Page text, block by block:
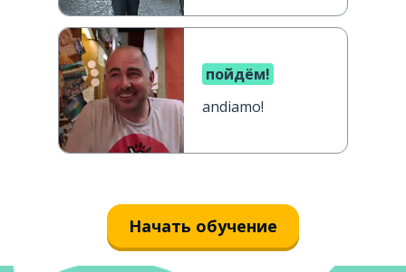
пойдём!
andiamo!
Начать обучение